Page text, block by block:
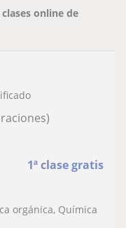
online de
1ª clase gratis
orgánica, Química